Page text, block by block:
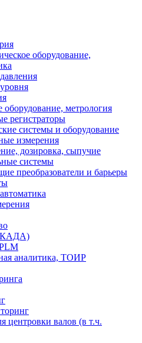
оборудование,
оборудование, метрология
регистраторы
системы и оборудование
измерения
дозировка, сыпучие
системы
преобразователи и барьеры
аналитика, ТОИР
центровки валов (в т.ч.